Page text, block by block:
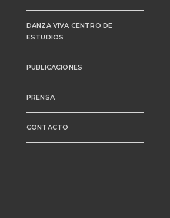
DANZA VIVA CENTRO DE
ESTUDIOS
PUBLICACIONES
PRENSA
CONTACTO